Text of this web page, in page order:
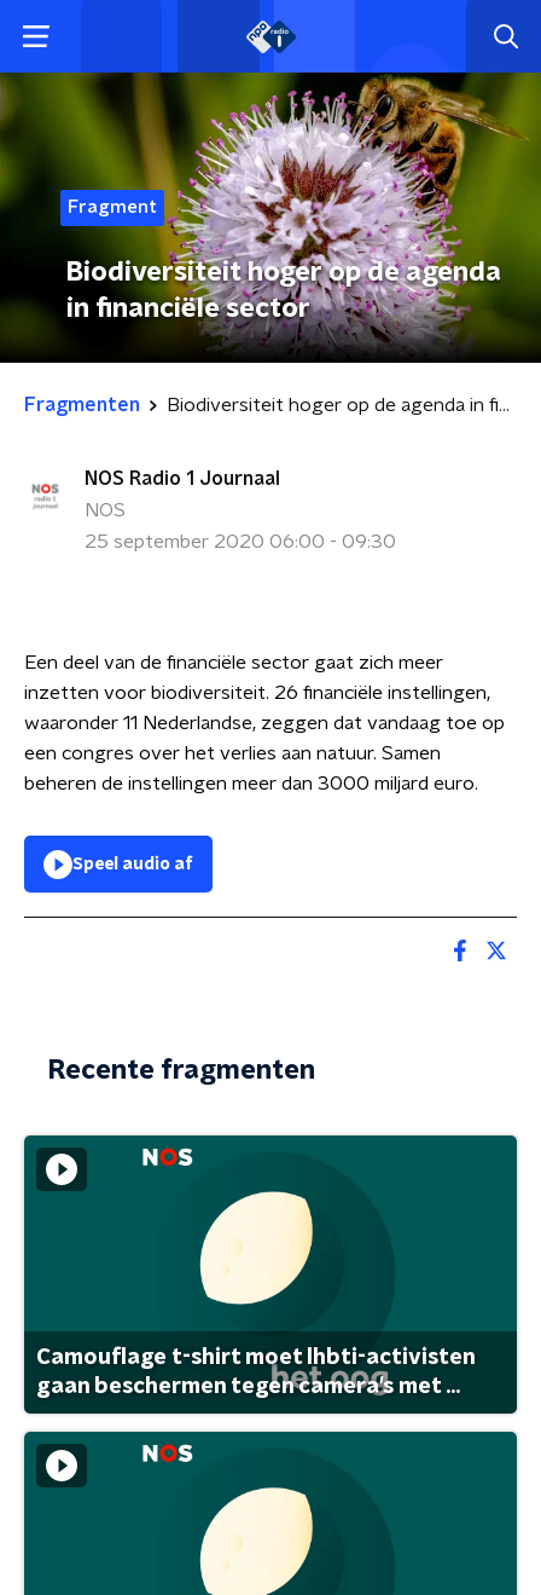
Fragment
Biodiversiteit hoger op de agenda
in financiële sector
Fragmenten Biodiversiteit hoger op de agenda in financiële sector
NOS Radio 1 Journaal
NOS
25 september 2020 06:00 - 09:30
Een deel van de financiële sector gaat zich meer
inzetten voor biodiversiteit. 26 financiële instellingen,
waaronder 11 Nederlandse, zeggen dat vandaag toe op
een congres over het verlies aan natuur. Samen
beheren de instellingen meer dan 3000 miljard euro.
Speel audio af
Recente fragmenten
Camouflage t-shirt moet lhbti-activisten
gaan beschermen tegen camera's met ...